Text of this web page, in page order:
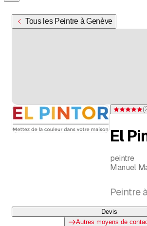
Tous les Peintre à Genève
Note 5 sur(
El
peintre
Manuel
Peintre
Devis
Autres moyens de